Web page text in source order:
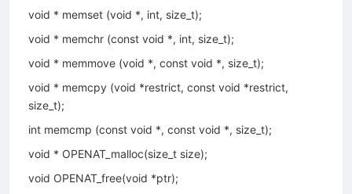
void * memset (void *, int, size_t);
void * memchr (const void *, int, size_t);
void * memmove (void *, const void *, size_t);
void * memcpy (void *restrict, const void *restrict,
size_t);
int memcmp (const void *, const void *, size_t);
void * OPENAT_malloc(size_t size);
void OPENAT_free(void *ptr);